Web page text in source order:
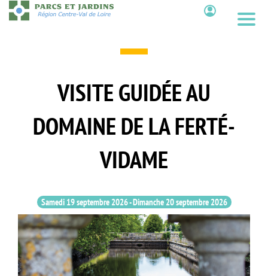
Aller
au
VISITE GUIDÉE AU
DOMAINE DE LA FERTÉ-
VIDAME
Samedi 19 septembre 2026-Dimanche 20 septembre 2026